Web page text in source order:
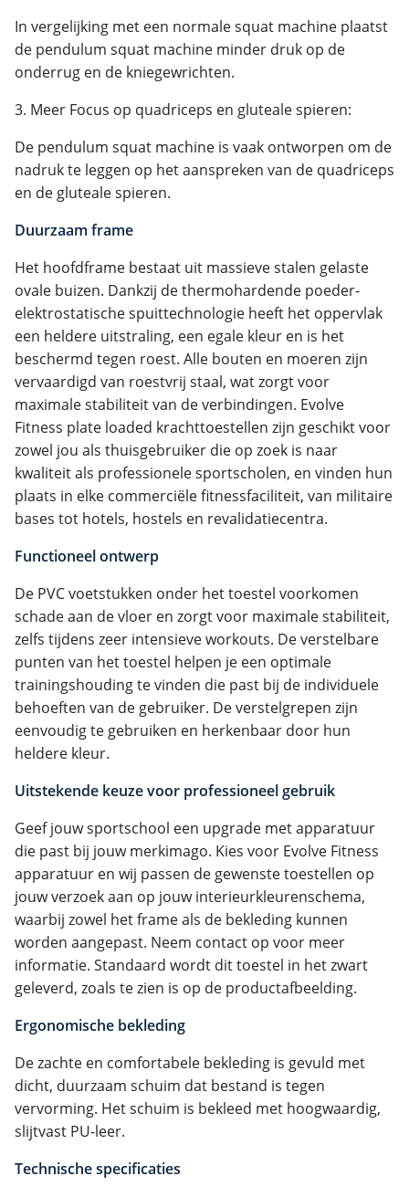
In vergelijking met een normale squat machine plaatst
de pendulum squat machine minder druk op de
onderrug en de kniegewrichten.
3. Meer Focus op quadriceps en gluteale spieren:
De pendulum squat machine is vaak ontworpen om de
nadruk te leggen op het aanspreken van de quadriceps
en de gluteale spieren.
Duurzaam frame
Het hoofdframe bestaat uit massieve stalen gelaste
ovale buizen. Dankzij de thermohardende poeder-
elektrostatische spuittechnologie heeft het oppervlak
een heldere uitstraling, een egale kleur en is het
beschermd tegen roest. Alle bouten en moeren zijn
vervaardigd van roestvrij staal, wat zorgt voor
maximale stabiliteit van de verbindingen. Evolve
Fitness plate loaded krachttoestellen zijn geschikt voor
zowel jou als thuisgebruiker die op zoek is naar
kwaliteit als professionele sportscholen, en vinden hun
plaats in elke commerciële fitnessfaciliteit, van militaire
bases tot hotels, hostels en revalidatiecentra.
Functioneel ontwerp
De PVC voetstukken onder het toestel voorkomen
schade aan de vloer en zorgt voor maximale stabiliteit,
zelfs tijdens zeer intensieve workouts. De verstelbare
punten van het toestel helpen je een optimale
trainingshouding te vinden die past bij de individuele
behoeften van de gebruiker. De verstelgrepen zijn
eenvoudig te gebruiken en herkenbaar door hun
heldere kleur.
Uitstekende keuze voor professioneel gebruik
Geef jouw sportschool een upgrade met apparatuur
die past bij jouw merkimago. Kies voor Evolve Fitness
apparatuur en wij passen de gewenste toestellen op
jouw verzoek aan op jouw interieurkleurenschema,
waarbij zowel het frame als de bekleding kunnen
worden aangepast. Neem contact op voor meer
informatie. Standaard wordt dit toestel in het zwart
geleverd, zoals te zien is op de productafbeelding.
Ergonomische bekleding
De zachte en comfortabele bekleding is gevuld met
dicht, duurzaam schuim dat bestand is tegen
vervorming. Het schuim is bekleed met hoogwaardig,
slijtvast PU-leer.
Technische specificaties